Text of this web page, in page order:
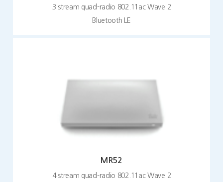
3 stream quad-radio 802.11ac Wave 2
Bluetooth LE
MR52
4 stream quad-radio 802.11ac Wave 2